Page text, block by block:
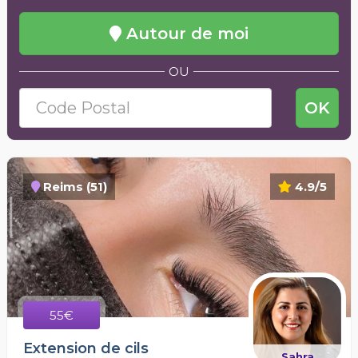
Autour de moi
OU
OK
4.9/5
Reims (51)
55€
Extension de cils